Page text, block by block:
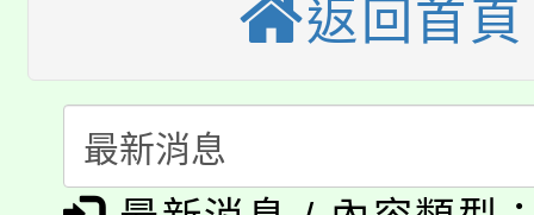
半價優惠，詳情可洽有
者。
份教師增能研習
大溪自造教育及科技
份教師研習
淨零綠生活教案入校路
會
115年食農教育專業人
返回首頁